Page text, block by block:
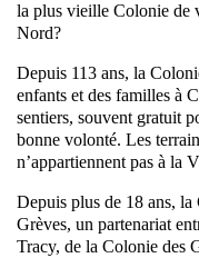
la plus vieille Colonie de
Nord?
Depuis 113 ans, la
enfants et des familles à
sentiers, souvent gratuit
bonne volonté. Les
n’appartiennent pas à la
Depuis plus de 18 ans,
Grèves, un partenariat
Tracy, de la Colonie des